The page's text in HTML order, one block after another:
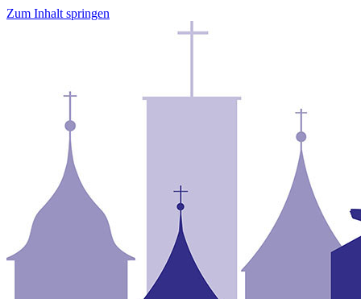
Zum Inhalt springen